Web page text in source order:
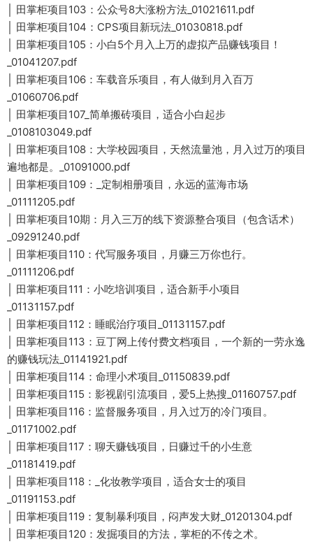
│ 田掌柜项目103：公众号8大涨粉方法_01021611.pdf
│ 田掌柜项目104：CPS项目新玩法_01030818.pdf
│ 田掌柜项目105：小白5个月入上万的虚拟产品赚钱项目！
_01041207.pdf
│ 田掌柜项目106：车载音乐项目，有人做到月入百万
_01060706.pdf
│ 田掌柜项目107_简单搬砖项目，适合小白起步
_0108103049.pdf
│ 田掌柜项目108：大学校园项目，天然流量池，月入过万的项目
遍地都是。_01091000.pdf
│ 田掌柜项目109：_定制相册项目，永远的蓝海市场
_01111205.pdf
│ 田掌柜项目10期：月入三万的线下资源整合项目（包含话术）
_09291240.pdf
│ 田掌柜项目110：代写服务项目，月赚三万你也行。
_01111206.pdf
│ 田掌柜项目111：小吃培训项目，适合新手小项目
_01131157.pdf
│ 田掌柜项目112：睡眠治疗项目_01131157.pdf
│ 田掌柜项目113：豆丁网上传付费文档项目，一个新的一劳永逸
的赚钱玩法_01141921.pdf
│ 田掌柜项目114：命理小术项目_01150839.pdf
│ 田掌柜项目115：影视剧引流项目，爱5上热搜_01160757.pdf
│ 田掌柜项目116：监督服务项目，月入过万的冷门项目。
_01171002.pdf
│ 田掌柜项目117：聊天赚钱项目，日赚过千的小生意
_01181419.pdf
│ 田掌柜项目118：_化妆教学项目，适合女士的项目
_01191153.pdf
│ 田掌柜项目119：复制暴利项目，闷声发大财_01201304.pdf
│ 田掌柜项目120：发掘项目的方法，掌柜的不传之术。